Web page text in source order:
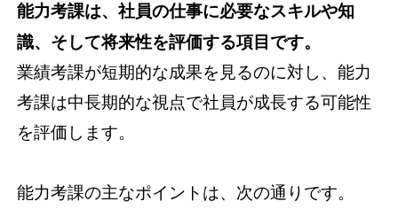
能力考課は、社員の仕事に必要なスキルや知
識、そして将来性を評価する項目です。
業績考課が短期的な成果を見るのに対し、能力
考課は中長期的な視点で社員が成長する可能性
を評価します。
能力考課の主なポイントは、次の通りです。